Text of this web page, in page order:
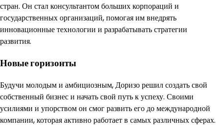
стран. Он стал консультантом больших корпораций и
государственных организаций, помогая им внедрять
инновационные технологии и разрабатывать стратегии
развития.
Новые горизонты
Будучи молодым и амбициозным, Доризо решил создать свой
собственный бизнес и начать свой путь к успеху. Своими
усилиями и упорством он смог развить его до международной
компании, которая активно работает в самых различных сферах.